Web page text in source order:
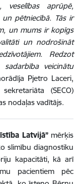
veselības aprūpē,
pētniecībā. Tās ir
un mums ir kopīgs
un nodrošināt
Redzot
veicinātu
Pjetro Laceri,
(SECO)
nodaļas vadītājs.
Latvijā”mērķis
slimību diagnostiku
kapacitāti, kā arī
pacientiem pēc